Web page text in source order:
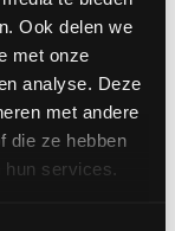
Ook delen we
met onze
analyse. Deze
met andere
die ze hebben
services.
Greetings